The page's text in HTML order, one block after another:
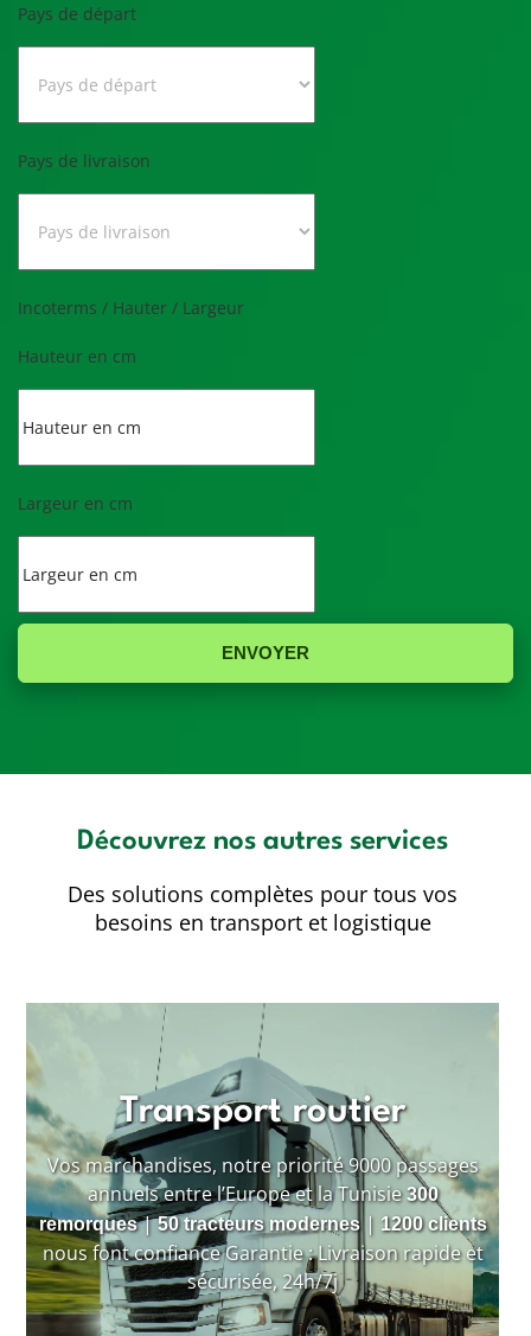
Pays de départ
Pays de livraison
Incoterms / Hauter / Largeur
Hauteur en cm
Largeur en cm
ENVOYER
Découvrez nos autres services
Des solutions complètes pour tous vos
besoins en transport et logistique
Transport routier
Vos marchandises, notre priorité 9000 passages
annuels entre l’Europe et la Tunisie300
remorques|50 tracteurs modernes | 1200 clients
nous font confiance Garantie : Livraison rapide et
sécurisée, 24h/7j